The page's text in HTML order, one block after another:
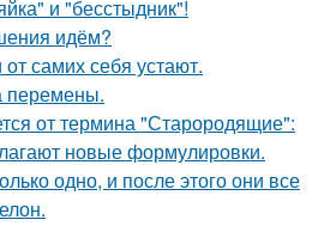
и "бесстыдник"!
идём?
самих себя устают.
перемены.
от термина "Старородящие":
новые формулировки.
одно, и после этого они все